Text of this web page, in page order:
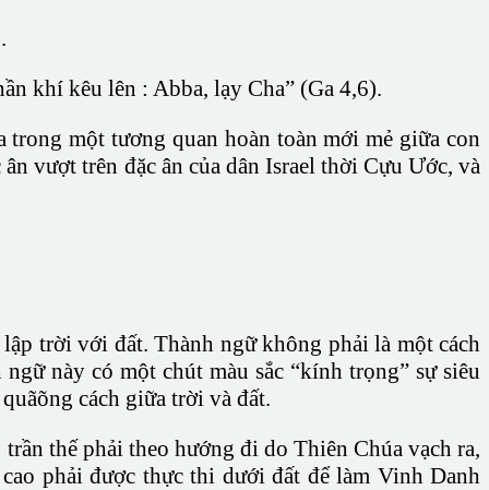
khí kêu lên : Abba, lạy Cha” (Ga 4,6).
một tương quan hoàn toàn mới mẻ giữa con
vượt trên đặc ân của dân Israel thời Cựu Ước, và
trời với đất. Thành ngữ không phải là một cách
này có một chút màu sắc “kính trọng” sự siêu
cách giữa trời và đất.
thế phải theo hướng đi do Thiên Chúa vạch ra,
phải được thực thi dưới đất để làm Vinh Danh